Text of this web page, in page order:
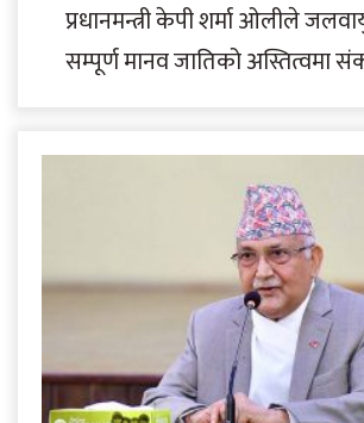
प्रधानमन्त्री केपी शर्मा ओलीले
सम्पूर्ण मानव जातिको अस्तित्वमा